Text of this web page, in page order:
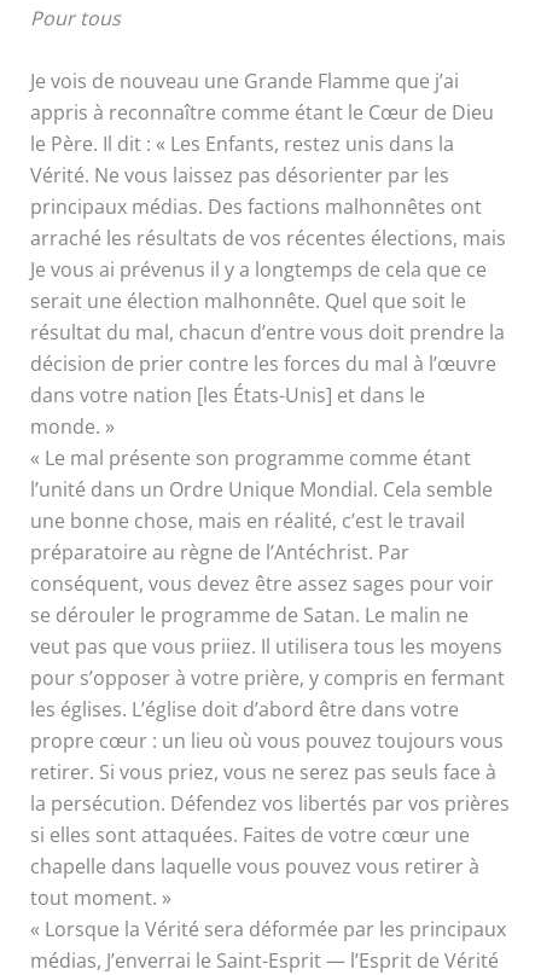
Pour tous
Je vois de nouveau une Grande Flamme que j’ai
appris à reconnaître comme étant le Cœur de Dieu
le Père. Il dit : « Les Enfants, restez unis dans la
Vérité. Ne vous laissez pas désorienter par les
principaux médias. Des factions malhonnêtes ont
arraché les résultats de vos récentes élections, mais
Je vous ai prévenus il y a longtemps de cela que ce
serait une élection malhonnête. Quel que soit le
résultat du mal, chacun d’entre vous doit prendre la
décision de prier contre les forces du mal à l’œuvre
dans votre nation [les États-Unis] et dans le
monde. »
« Le mal présente son programme comme étant
l’unité dans un Ordre Unique Mondial. Cela semble
une bonne chose, mais en réalité, c’est le travail
préparatoire au règne de l’Antéchrist. Par
conséquent, vous devez être assez sages pour voir
se dérouler le programme de Satan. Le malin ne
veut pas que vous priiez. Il utilisera tous les moyens
pour s’opposer à votre prière, y compris en fermant
les églises. L’église doit d’abord être dans votre
propre cœur : un lieu où vous pouvez toujours vous
retirer. Si vous priez, vous ne serez pas seuls face à
la persécution. Défendez vos libertés par vos prières
si elles sont attaquées. Faites de votre cœur une
chapelle dans laquelle vous pouvez vous retirer à
tout moment. »
« Lorsque la Vérité sera déformée par les principaux
médias, J’enverrai le Saint-Esprit — l’Esprit de Vérité